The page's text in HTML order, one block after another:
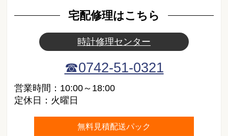
宅配修理はこちら
時計修理センター
☎0742-51-0321
営業時間：10:00～18:00
定休日：火曜日
無料見積配送パック